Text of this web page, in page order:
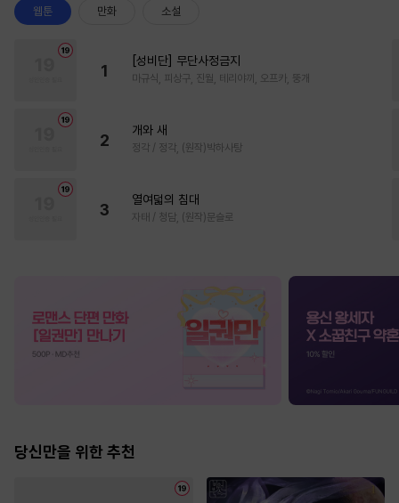
웹툰 만화 소설
1
[성비단] 무단사정금지
마규식, 피상구, 진월, 테리야끼, 오프카, 뚱개
2
개와 새
정각 / 정각, (원작)박하사탕
3
열여덟의 침대
자태 / 청담, (원작)문슬로
당신만을 위한 추천